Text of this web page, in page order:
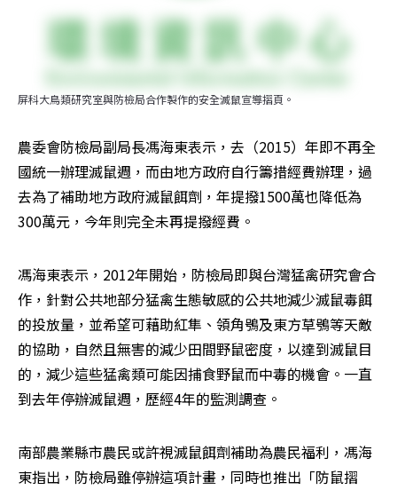
屏科大鳥類研究室與防檢局合作製作的安全滅鼠宣導摺頁。
農委會防檢局副局長馮海東表示，去（2015）年即不再全
國統一辦理滅鼠週，而由地方政府自行籌措經費辦理，過
去為了補助地方政府滅鼠餌劑，年提撥1500萬也降低為
300萬元，今年則完全未再提撥經費。
馮海東表示，2012年開始，防檢局即與台灣猛禽研究會合
作，針對公共地部分猛禽生態敏感的公共地減少滅鼠毒餌
的投放量，並希望可藉助紅隼、領角鴞及東方草鴞等天敵
的協助，自然且無害的減少田間野鼠密度，以達到滅鼠目
的，減少這些猛禽類可能因捕食野鼠而中毒的機會。一直
到去年停辦滅鼠週，歷經4年的監測調查。
南部農業縣市農民或許視滅鼠餌劑補助為農民福利，馮海
東指出，防檢局雖停辦這項計畫，同時也推出「防鼠摺